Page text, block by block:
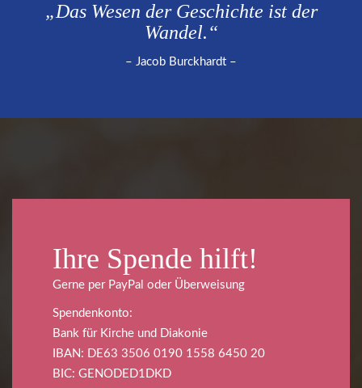
„Das Wesen der Geschichte ist der
Wandel.“
– Jacob Burckhardt –
Ihre Spende hilft!
Gerne per PayPal oder Überweisung
Spendenkonto:
Bank für Kirche und Diakonie
IBAN: DE63 3506 0190 1558 6450 20
BIC: GENODED1DKD